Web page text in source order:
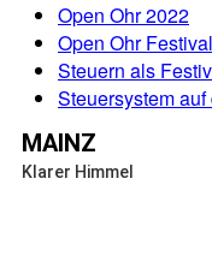
Open Ohr 2022
Open Ohr
Steuern als
Steuersystem
MAINZ
Klarer Himmel